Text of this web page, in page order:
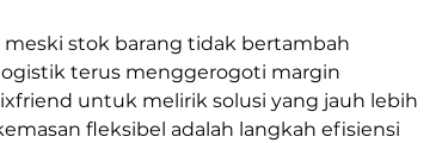
stok barang tidak bertambah
terus menggerogoti margin
untuk melirik solusi yang jauh lebih
fleksibel adalah langkah efisiensi